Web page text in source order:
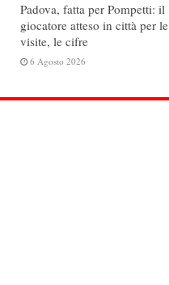
Padova, fatta per Pompetti: il
giocatore atteso in città per le
visite, le cifre
6 Agosto 2026